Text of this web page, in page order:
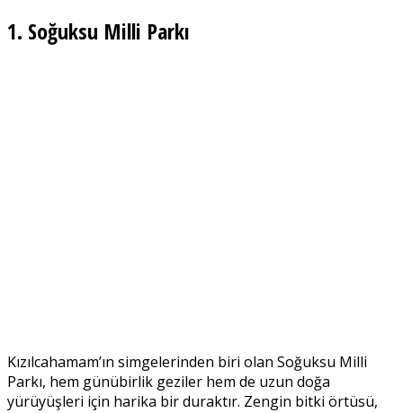
1. Soğuksu Milli Parkı
Kızılcahamam’ın simgelerinden biri olan Soğuksu Milli
Parkı, hem günübirlik geziler hem de uzun doğa
yürüyüşleri için harika bir duraktır. Zengin bitki örtüsü,